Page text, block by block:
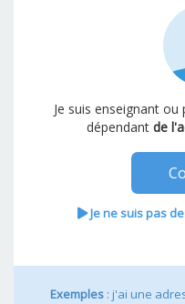
Je suis enseignant
dépendant de
Je ne suis pas
Exemples : j'ai une